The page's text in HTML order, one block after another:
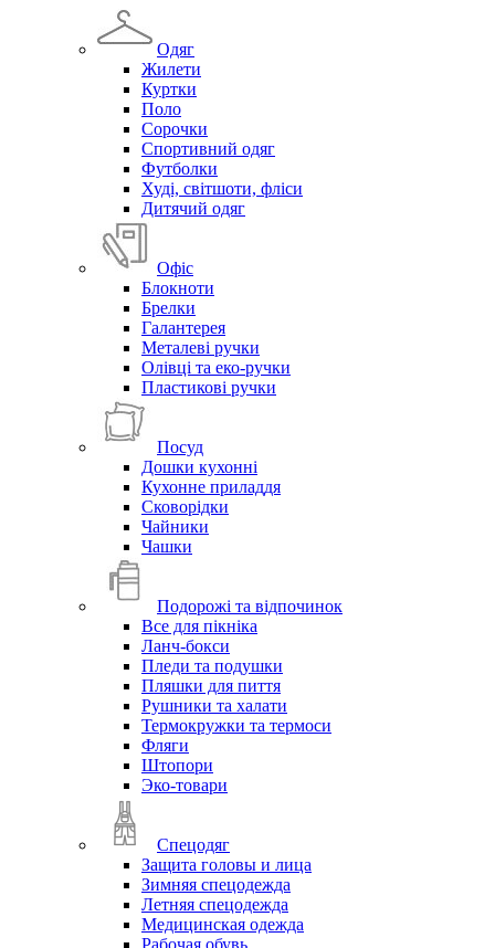
Одяг
Жилети
Куртки
Поло
Сорочки
Спортивний одяг
Футболки
Худі, світшоти, фліси
Дитячий одяг
Офіс
Блокноти
Брелки
Галантерея
Металеві ручки
Олівці та еко-ручки
Пластикові ручки
Посуд
Дошки кухонні
Кухонне приладдя
Сковорідки
Чайники
Чашки
Подорожі та відпочинок
Все для пікніка
Ланч-бокси
Пледи та подушки
Пляшки для пиття
Рушники та халати
Термокружки та термоси
Фляги
Штопори
Эко-товари
Спецодяг
Защита головы и лица
Зимняя спецодежда
Летняя спецодежда
Медицинская одежда
Рабочая обувь